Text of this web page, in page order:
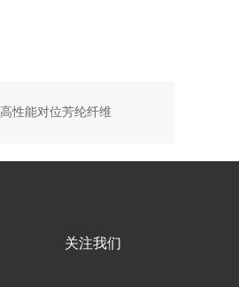
高性能对位芳纶纤维
关注我们